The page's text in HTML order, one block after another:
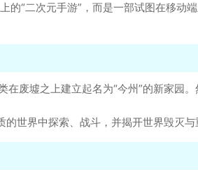
的“二次元手游”，而是一部试图在移
废墟之上建立起名为“今州”的新家园
世界中探索、战斗，并揭开世界毁灭与